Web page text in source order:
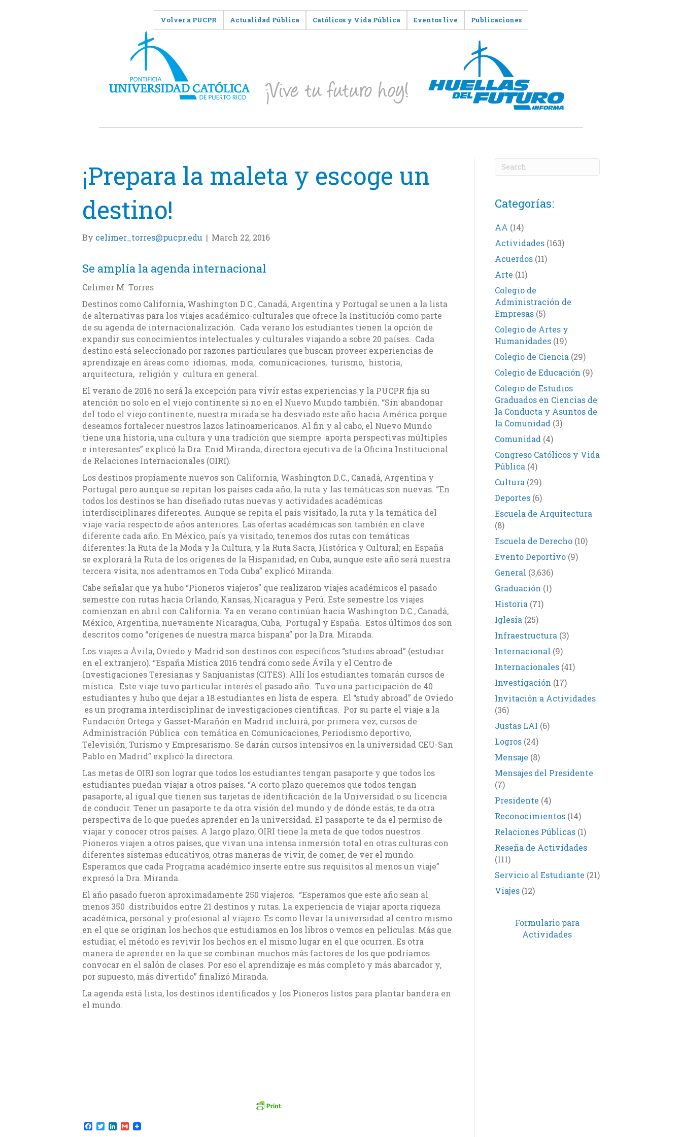
Volver a PUCPR Actualidad Pública Católicos y Vida Pública Eventos live Publicaciones
¡Prepara la maleta y escoge un
destino!
By celimer_torres@pucpr.edu | March 22, 2016
Se amplía la agenda internacional
Celimer M. Torres
Destinos como California, Washington D.C., Canadá, Argentina y Portugal se unen a la lista
de alternativas para los viajes académico-culturales que ofrece la Institución como parte
de su agenda de internacionalización. Cada verano los estudiantes tienen la opción de
expandir sus conocimientos intelectuales y culturales viajando a sobre 20 países. Cada
destino está seleccionado por razones particulares que buscan proveer experiencias de
aprendizaje en áreas como idiomas, moda, comunicaciones, turismo, historia,
arquitectura, religión y cultura en general.
El verano de 2016 no será la excepción para vivir estas experiencias y la PUCPR fija su
atención no solo en el viejo continente si no en el Nuevo Mundo también. “Sin abandonar
del todo el viejo continente, nuestra mirada se ha desviado este año hacia América porque
deseamos fortalecer nuestros lazos latinoamericanos. Al fin y al cabo, el Nuevo Mundo
tiene una historia, una cultura y una tradición que siempre aporta perspectivas múltiples
e interesantes” explicó la Dra. Enid Miranda, directora ejecutiva de la Oficina Institucional
de Relaciones Internacionales (OIRI).
Los destinos propiamente nuevos son California, Washington D.C., Canadá, Argentina y
Portugal pero aunque se repitan los países cada año, la ruta y las temáticas son nuevas. “En
todos los destinos se han diseñado rutas nuevas y actividades académicas
interdisciplinares diferentes. Aunque se repita el país visitado, la ruta y la temática del
viaje varía respecto de años anteriores. Las ofertas académicas son también en clave
diferente cada año. En México, país ya visitado, tenemos dos rutas con temáticas
diferentes: la Ruta de la Moda y la Cultura, y la Ruta Sacra, Histórica y Cultural; en España
se explorará la Ruta de los orígenes de la Hispanidad; en Cuba, aunque este año será nuestra
tercera visita, nos adentramos en Toda Cuba” explicó Miranda.
Cabe señalar que ya hubo “Pioneros viajeros” que realizaron viajes académicos el pasado
semestre con rutas hacia Orlando, Kansas, Nicaragua y Perú. Este semestre los viajes
comienzan en abril con California. Ya en verano continúan hacia Washington D.C., Canadá,
México, Argentina, nuevamente Nicaragua, Cuba, Portugal y España. Estos últimos dos son
descritos como “orígenes de nuestra marca hispana” por la Dra. Miranda.
Los viajes a Ávila, Oviedo y Madrid son destinos con específicos “studies abroad” (estudiar
en el extranjero). “España Mística 2016 tendrá como sede Ávila y el Centro de
Investigaciones Teresianas y Sanjuanistas (CITES). Allí los estudiantes tomarán cursos de
mística. Este viaje tuvo particular interés el pasado año. Tuvo una participación de 40
estudiantes y hubo que dejar a 18 estudiantes en lista de espera. El “study abroad” de Oviedo
es un programa interdisciplinar de investigaciones científicas. Por su parte el viaje a la
Fundación Ortega y Gasset-Marañón en Madrid incluirá, por primera vez, cursos de
Administración Pública con temática en Comunicaciones, Periodismo deportivo,
Televisión, Turismo y Empresarismo. Se darán cursos intensivos en la universidad CEU-San
Pablo en Madrid” explicó la directora.
Las metas de OIRI son lograr que todos los estudiantes tengan pasaporte y que todos los
estudiantes puedan viajar a otros países. “A corto plazo queremos que todos tengan
pasaporte, al igual que tienen sus tarjetas de identificación de la Universidad o su licencia
de conducir. Tener un pasaporte te da otra visión del mundo y de dónde estás; te da otra
perspectiva de lo que puedes aprender en la universidad. El pasaporte te da el permiso de
viajar y conocer otros países. A largo plazo, OIRI tiene la meta de que todos nuestros
Pioneros viajen a otros países, que vivan una intensa inmersión total en otras culturas con
diferentes sistemas educativos, otras maneras de vivir, de comer, de ver el mundo.
Esperamos que cada Programa académico inserte entre sus requisitos al menos un viaje”
expresó la Dra. Miranda.
El año pasado fueron aproximadamente 250 viajeros. “Esperamos que este año sean al
menos 350 distribuidos entre 21 destinos y rutas. La experiencia de viajar aporta riqueza
académica, personal y profesional al viajero. Es como llevar la universidad al centro mismo
en el que se originan los hechos que estudiamos en los libros o vemos en películas. Más que
estudiar, el método es revivir los hechos en el mismo lugar en el que ocurren. Es otra
manera de aprender en la que se combinan muchos más factores de los que podríamos
convocar en el salón de clases. Por eso el aprendizaje es más completo y más abarcador y,
por supuesto, más divertido” finalizó Miranda.
La agenda está lista, los destinos identificados y los Pioneros listos para plantar bandera en
el mundo.
F
a
T
w
L G
m
Categorías:
AA (14)
Actividades(163)
Acuerdos(11)
Arte (11)
Colegio de
Administración de
Empresas(5)
Colegio de Artes y
Humanidades(19)
Colegio de Ciencia (29)
Colegio de Educación (9)
Colegio de Estudios
Graduados en Ciencias de
la Conducta y Asuntos de
la Comunidad (3)
Comunidad (4)
Congreso Católicos y Vida
Pública (4)
Cultura (29)
Deportes(6)
Escuela de Arquitectura
(8)
Escuela de Derecho(10)
Evento Deportivo(9)
General (3,636)
Graduación (1)
Historia (71)
Iglesia (25)
Infraestructura (3)
Internacional (9)
Internacionales(41)
Investigación (17)
Invitación a Actividades
(36)
Justas LAI (6)
Logros(24)
Mensaje (8)
Mensajes del Presidente
(7)
Presidente (4)
Reconocimientos(14)
Relaciones Públicas(1)
Reseña de Actividades
(111)
Servicio al Estudiante (21)
Viajes(12)
Formulario para
Actividades